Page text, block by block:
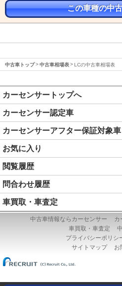
この車種の中
中古車トップ 中古車相場表 LCの中古車相場表
カーセンサートップへ
カーセンサー認定車
カーセンサーアフター保証対象車
お気に入り
閲覧履歴
問合わせ履歴
車買取・車査定
中古車情報ならカーセンサー
カ
車買取・車査定
プライバシーポリシ
サイトマップ
お